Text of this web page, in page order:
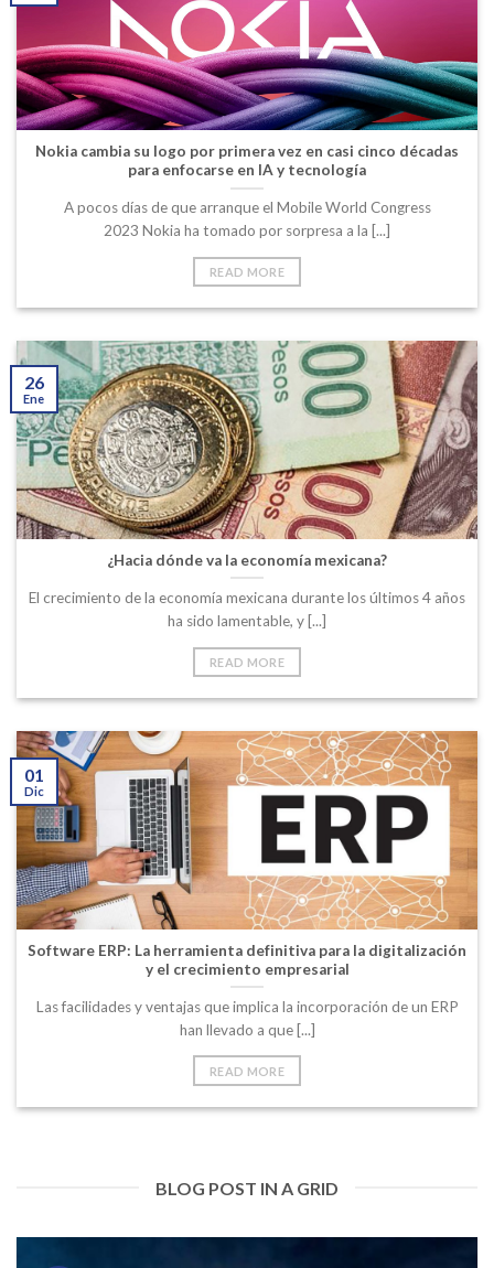
Nokia cambia su logo por primera vez en casi cinco décadas
para enfocarse en IA y tecnología
A pocos días de que arranque el Mobile World Congress
2023 Nokia ha tomado por sorpresa a la [...]
READ MORE
¿Hacia dónde va la economía mexicana?
El crecimiento de la economía mexicana durante los últimos 4 años
ha sido lamentable, y [...]
READ MORE
26
Ene
Software ERP: La herramienta definitiva para la digitalización
y el crecimiento empresarial
Las facilidades y ventajas que implica la incorporación de un ERP
han llevado a que [...]
READ MORE
01
Dic
BLOG POST IN A GRID